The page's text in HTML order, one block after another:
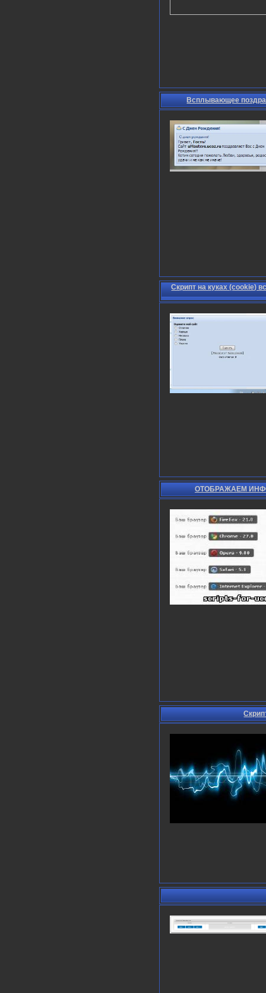
Всплывающее
Скрипт на куках (cookie)
ОТОБРАЖАЕМ